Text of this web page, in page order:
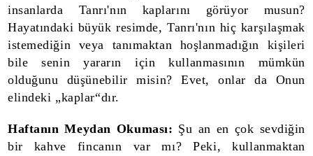
insanlarda Tanrı'nın kaplarını görüyor musun?
Hayatındaki büyük resimde, Tanrı'nın hiç karşılaşmak
istemediğin veya tanımaktan hoşlanmadığın kişileri
bile senin yararın için kullanmasının mümkün
olduğunu düşünebilir misin? Evet, onlar da Onun
elindeki „kaplar“dır.
Haftanın Meydan Okuması: Şu an en çok sevdiğin
bir kahve fincanın var mı? Peki, kullanmaktan